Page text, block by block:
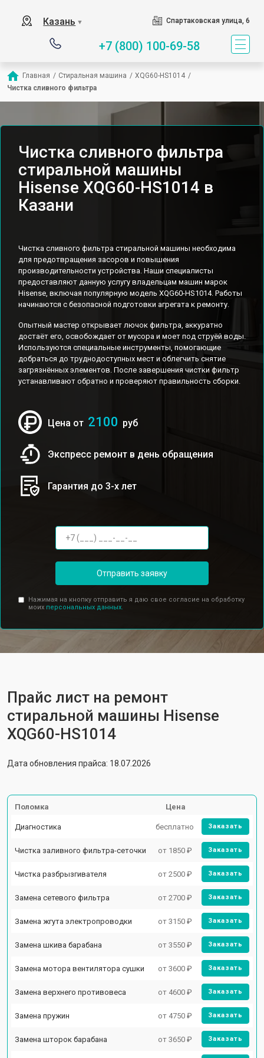
Казань ▼ Спартаковская улица, 6
+7 (800) 100-69-58
Главная / Стиральная машина / XQG60-HS1014 /
Чистка сливного фильтра
Чистка сливного фильтра
стиральной машины
Hisense XQG60-HS1014 в
Казани
Чистка сливного фильтра стиральной машины необходима
для предотвращения засоров и повышения
производительности устройства. Наши специалисты
предоставляют данную услугу владельцам машин марок
Hisense, включая популярную модель XQG60-HS1014. Работы
начинаются с безопасной подготовки агрегата к ремонту.
Опытный мастер открывает лючок фильтра, аккуратно
достаёт его, освобождает от мусора и моет под струёй воды.
Используются специальные инструменты, помогающие
добраться до труднодоступных мест и облегчить снятие
загрязнённых элементов. После завершения чистки фильтр
устанавливают обратно и проверяют правильность сборки.
Цена от 2100 руб
Экспресс ремонт в день обращения
Гарантия до 3-х лет
Отправить заявку
Нажимая на кнопку отправить я даю свое согласие на обработку
моих персональных данных.
Прайс лист на ремонт
стиральной машины Hisense
XQG60-HS1014
Дата обновления прайса: 18.07.2026
Поломка Цена
Диагностика бесплатно Заказать
Чистка заливного фильтра-сеточки от 1850 ₽ Заказать
Чистка разбрызгивателя от 2500 ₽ Заказать
Замена сетевого фильтра от 2700 ₽ Заказать
Замена жгута электропроводки от 3150 ₽ Заказать
Замена шкива барабана от 3550 ₽ Заказать
Замена мотора вентилятора сушки от 3600 ₽ Заказать
Замена верхнего противовеса от 4600 ₽ Заказать
Замена пружин от 4750 ₽ Заказать
Замена шторок барабана от 3650 ₽ Заказать